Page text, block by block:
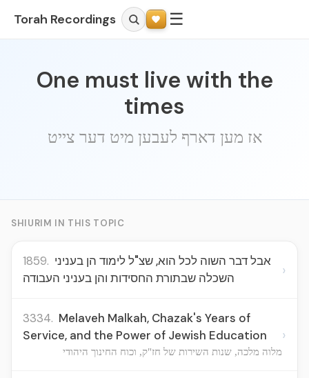
Torah Recordings ☰
One must live with the
times
אז מען דארף לעבען מיט דער צייט
SHIURIM IN THIS TOPIC
1859.
השכלה שבתורת החסידות והן בעניני העבודה
›
3334. Melaveh Malkah, Chazak's Years of
Service, and the Power of Jewish Education
מלוה מלכה, שנות השירות של חז"ק, וכוח החינוך היהודי
›